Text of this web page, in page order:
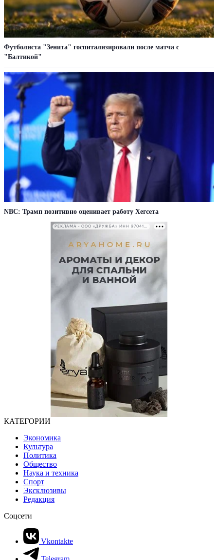
Футболиста "Зенита" госпитализировали после матча с
"Балтикой"
NBC: Трамп позитивно оценивает работу Хегсета
РЕКЛАМА • ООО «ДРУЖБА» ИНН 9704146411
КАТЕГОРИИ
Экономика
Культура
Политика
Общество
Наука и техника
Спорт
Эксклюзивы
Редакция
Соцсети
Vkontakte